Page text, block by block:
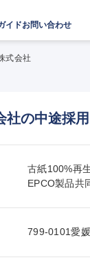
イドお問い合わせ
式会社
社の中途採
古紙100%再
EPCO製品共
799-0101愛